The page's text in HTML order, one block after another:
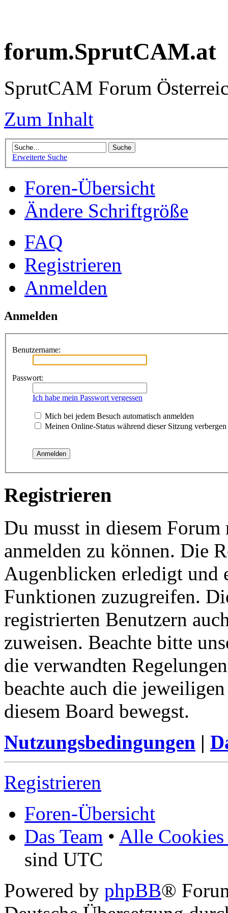
forum.SprutCAM.at
SprutCAM Forum
Zum Inhalt
Erweiterte Suche
Foren-Übersicht
Ändere Schriftgröße
FAQ
Registrieren
Anmelden
Anmelden
Benutzername:
Passwort:
Ich habe mein Passwort vergessen
Mich bei jedem Besuch automatisch anmelden
Meinen Online-Status während dieser Sitzung verbergen
Registrieren
Du musst in diesem
anmelden zu können. Die
Augenblicken erledigt und
Funktionen zuzugreifen.
registrierten Benutzern
zuweisen. Beachte bitte
die verwandten
beachte auch die
diesem Board bewegst.
Nutzungsbedingungen |
Registrieren
Foren-Übersicht
Das Team • Alle Cookies
sind UTC
Powered by phpBB®